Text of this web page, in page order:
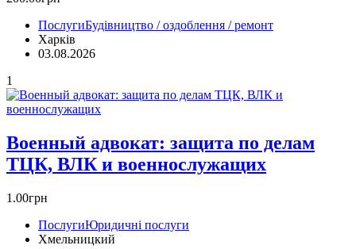
ПослугиБудівництво / оздоблення / ремонт
Харків
03.08.2026
1
Военный адвокат: защита по делам
ТЦК, ВЛК и военнослужащих
1.00грн
ПослугиЮридичні послуги
Хмельницкий